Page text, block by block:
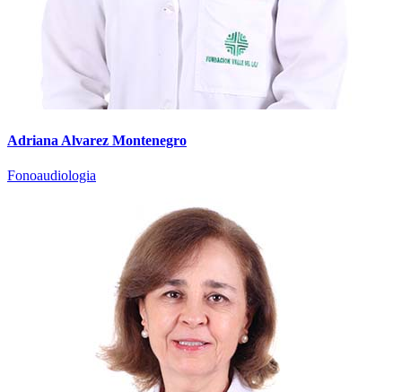
Adriana Alvarez Montenegro
Fonoaudiologia